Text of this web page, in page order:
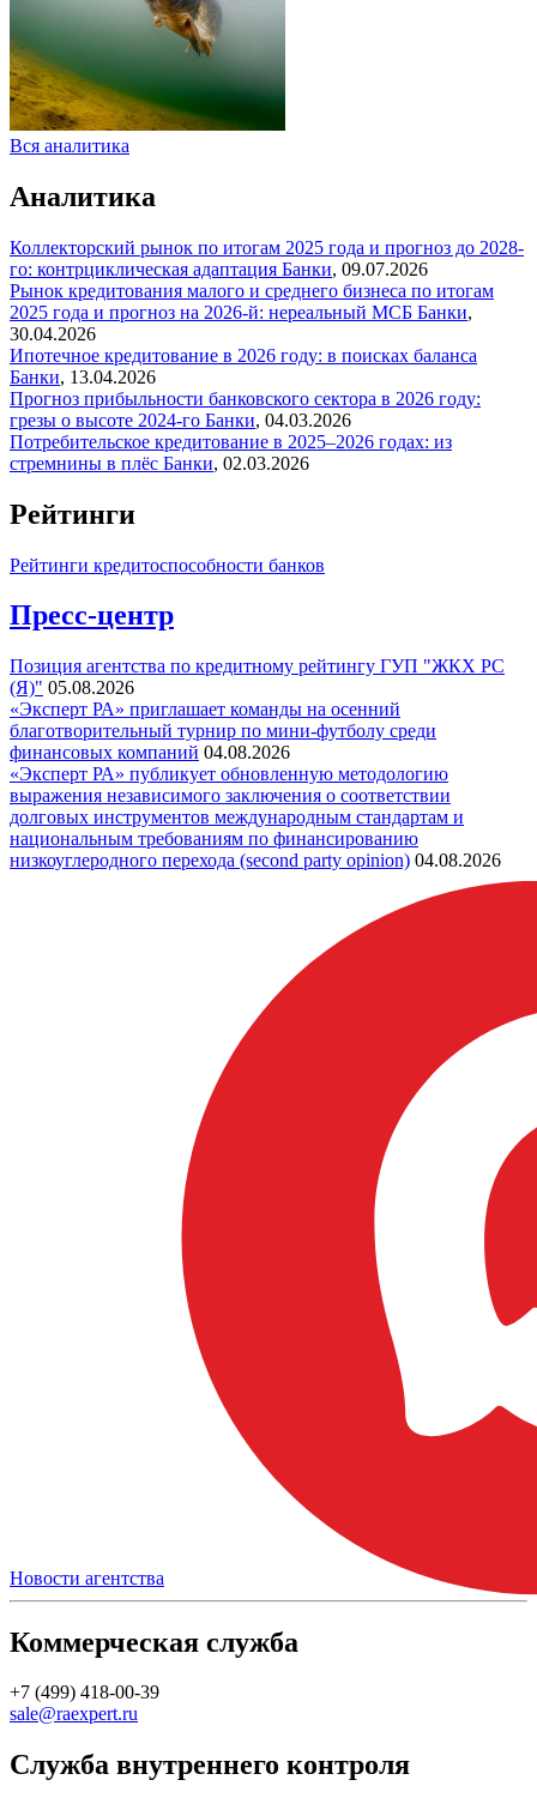
Вся аналитика
Аналитика
Коллекторский рынок по итогам 2025 года и прогноз до 2028-
го: контрциклическая адаптация Банки, 09.07.2026
Рынок кредитования малого и среднего бизнеса по итогам
2025 года и прогноз на 2026-й: нереальный МСБ Банки,
30.04.2026
Ипотечное кредитование в 2026 году: в поисках баланса
Банки, 13.04.2026
Прогноз прибыльности банковского сектора в 2026 году:
грезы о высоте 2024-го Банки, 04.03.2026
Потребительское кредитование в 2025–2026 годах: из
стремнины в плёс Банки, 02.03.2026
Рейтинги
Рейтинги кредитоспособности банков
Пресс-центр
Позиция агентства по кредитному рейтингу ГУП "ЖКХ РС
(Я)" 05.08.2026
«Эксперт РА» приглашает команды на осенний
благотворительный турнир по мини-футболу среди
финансовых компаний 04.08.2026
«Эксперт РА» публикует обновленную методологию
выражения независимого заключения о соответствии
долговых инструментов международным стандартам и
национальным требованиям по финансированию
низкоуглеродного перехода (second party opinion) 04.08.2026
Новости агентства
Коммерческая служба
+7 (499) 418-00-39
sale@raexpert.ru
Служба внутреннего контроля